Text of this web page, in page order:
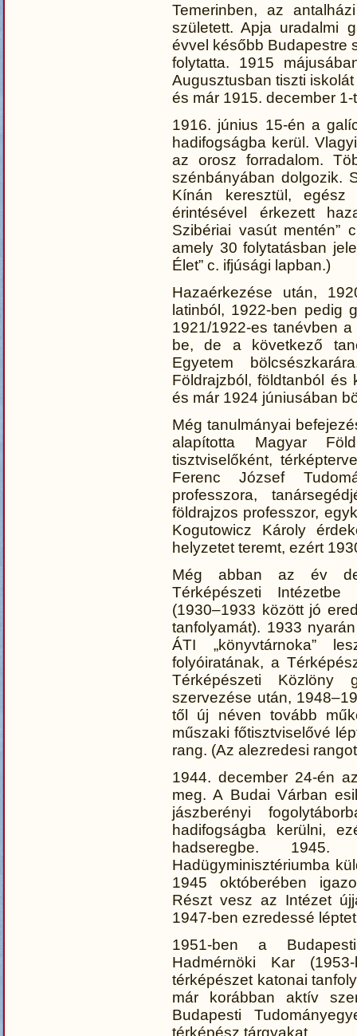
Temerinben, az
született. Apja uradalmi
évvel később Budapestre
folytatta. 1915
Augusztusban tiszti
és már 1915. december
1916. június 15-én a
hadifogságba kerül.
az orosz forradalom.
szénbányában dolgozik.
Kínán keresztül,
érintésével érkezett
Szibériai vasút mentén”
amely 30 folytatásban
Élet” c. ifjúsági lapban.)
Hazaérkezése után,
latinból, 1922-ben pedig
1921/1922-es tanévben
be, de a következő
Egyetem
Földrajzból, földtanból és
és már 1924 júniusában
Még tanulmányai
alapította Magyar
tisztviselőként,
Ferenc József
professzora,
földrajzos professzor,
Kogutowicz Károly
helyzetet teremt, ezért
Még abban az év
Térképészeti Intézetbe
(1930–1933 között jó
tanfolyamát). 1933
ÁTI „könyvtárnoka”
folyóiratának, a
Térképészeti Közlöny
szervezése után,
től új néven tovább
műszaki főtisztviselővé
rang. (Az alezredesi
1944. december 24-én
meg. A Budai Várban
jászberényi
hadifogságba kerülni,
hadseregbe.
Hadügyminisztériumba
1945 októberében
Részt vesz az Intézet
1947-ben ezredessé
1951-ben a
Hadmérnöki Kar
térképészet katonai
már korábban aktív
Budapesti
térképész tárgyakat.